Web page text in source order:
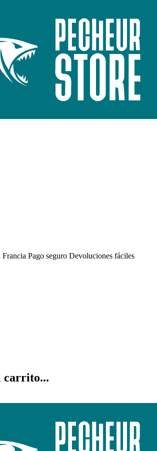
Francia Pago seguro Devoluciones fáciles
carrito...